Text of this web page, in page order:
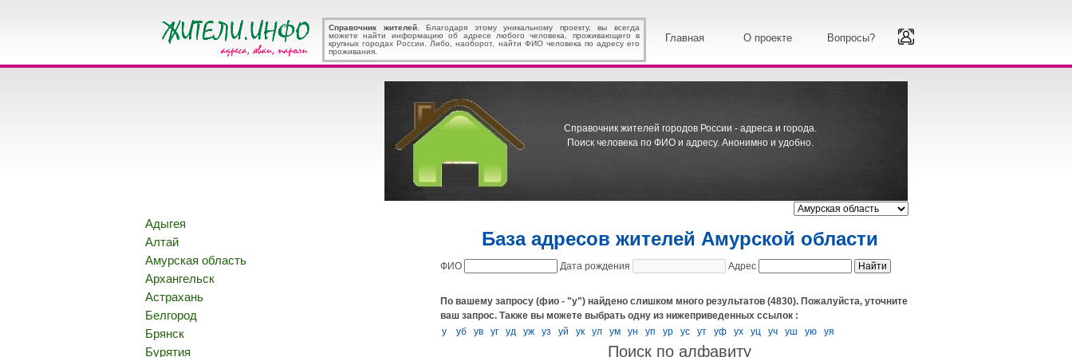
Справочник жителей. Благодаря этому уникальному проекту, вы всегда
можете найти информацию об адресе любого человека, проживающего в
крупных городах России. Либо, наоборот, найти ФИО человека по адресу его
проживания.
Главная О проекте Вопросы?
Справочник жителей городов России - адреса и города.
Поиск человека по ФИО и адресу. Анонимно и удобно.
Адыгея
Алтай
Амурская область
Архангельск
Астрахань
Белгород
Брянск
Бурятия
База адресов жителей Амурской области
ФИО Дата рождения Адрес
По вашему запросу (фио - "у") найдено слишком много результатов (4830). Пожалуйста, уточните
ваш запрос. Также вы можете выбрать одну из нижеприведенных ссылок :
у
уб ув уг уд уж уз уй ук ул ум ун уп ур ус ут уф ух уц уч уш ую уя
Поиск по алфавиту